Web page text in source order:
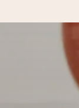
Ordina
Prepariamo il